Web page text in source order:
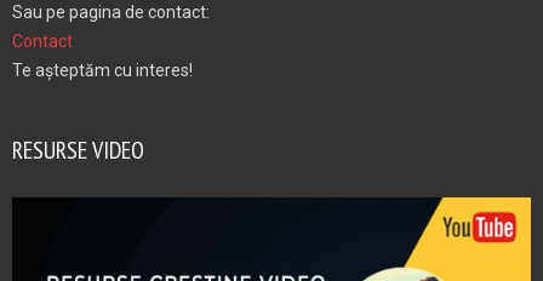
Sau pe pagina de contact:
Contact
Te așteptăm cu interes!
RESURSE VIDEO